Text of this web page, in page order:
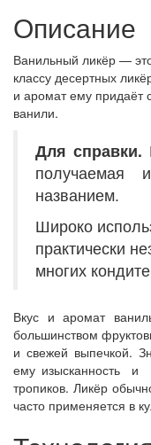
Описание
Ванильный ликёр —
классу десертных
и аромат ему придаёт
ванили.
Для справки.
получаемая
названием.
Широко
практически
многих
Вкус и аромат
большинством
и свежей выпечкой.
ему изысканность и
тропиков. Ликёр
часто применяется в